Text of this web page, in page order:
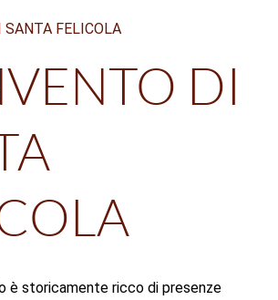
DI
è storicamente ricco di presenze